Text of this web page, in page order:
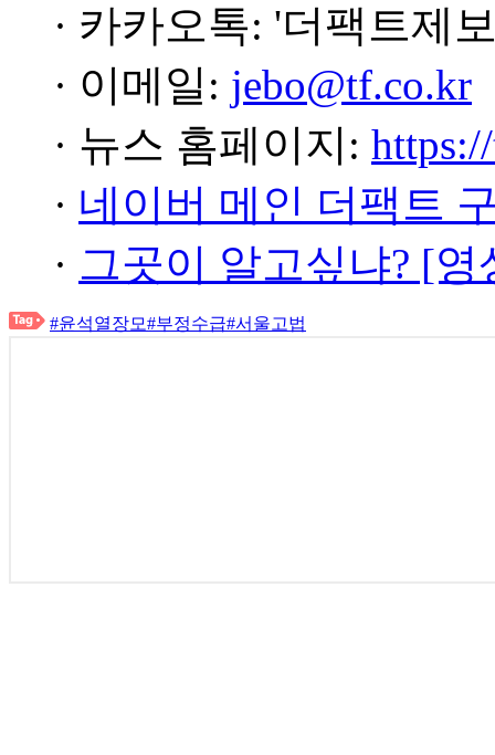
· 카카오톡: '더팩트제
· 이메일: jebo@tf.co.kr
· 뉴스 홈페이지:
· 네이버 메인 더팩트
· 그곳이 알고싶냐? [
#윤석열장모#부정수급#서울고법